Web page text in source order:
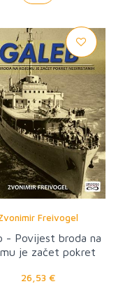
Freivogel
- Povijest broda na
je začet pokret
26,53 €